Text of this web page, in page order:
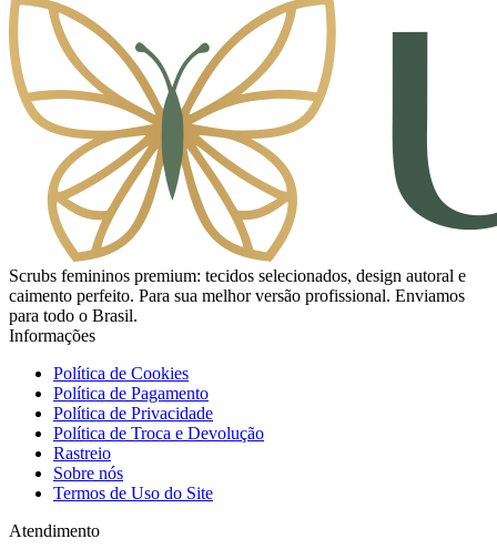
Scrubs femininos premium: tecidos selecionados, design autoral e
caimento perfeito. Para sua melhor versão profissional. Enviamos
para todo o Brasil.
Informações
Política de Cookies
Política de Pagamento
Política de Privacidade
Política de Troca e Devolução
Rastreio
Sobre nós
Termos de Uso do Site
Atendimento